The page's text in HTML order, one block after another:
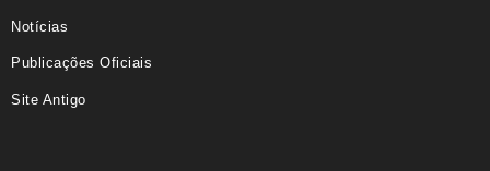
Notícias
Publicações Oficiais
Site Antigo